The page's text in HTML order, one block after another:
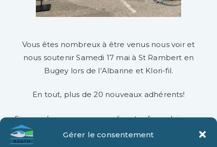
Gérer le consentement
Vous êtes nombreux à être venus nous voir et
nous soutenir Samedi 17 mai à St Rambert en
Bugey lors de l’Albarine et Klori-fil.
En tout, plus de 20 nouveaux adhérents!
Si vous n’avez pas pu remplir votre formulaire
d’adhésion, rendez-vousici!